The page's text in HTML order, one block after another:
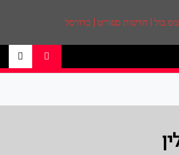
בול | חדשות
| כדורסל
ישראל אתר חדשות ספורט
מסקר את ליגות הכדורסל
ליגת הנבא, ליגת העל
ועוד. לפרטים היכנסו לאתר